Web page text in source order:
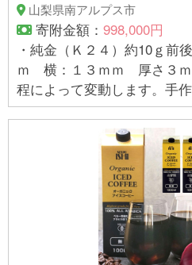
山梨県南アルプス市
寄附金額： 998,000円
・純金（Ｋ２４）約10ｇ前
ｍ 横：１３ｍｍ 厚さ３ｍ
程によって変動します。手
め、均等な重さを心がけて
で多少の誤差が生じる場合
重量の具体的な指定はお受
ース ・保証書（鑑定書、お
せん。） 【提供】株式会